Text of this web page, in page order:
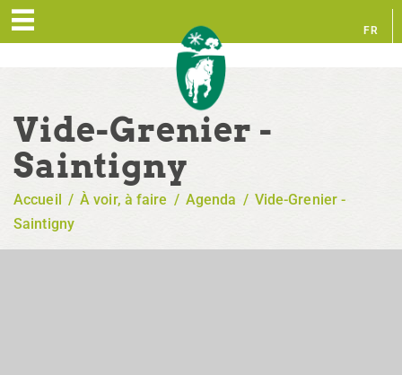
FR
Vide-Grenier -
Saintigny
Accueil / À voir, à faire / Agenda / Vide-Grenier -
Saintigny